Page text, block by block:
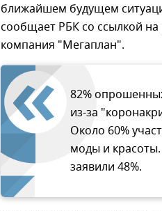
ближайшем будущем
сообщает РБК со ссылкой
компания "Мегаплан".
82%
из-за
Около 60%
моды и
заявили 48%.